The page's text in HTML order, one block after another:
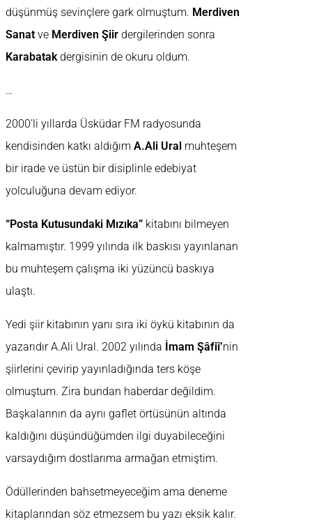
düşünmüş sevinçlere gark olmuştum. Merdiven
Sanat ve Merdiven Şiir dergilerinden sonra
Karabatakdergisinin de okuru oldum.
…
2000’li yıllarda Üsküdar FM radyosunda
kendisinden katkı aldığım A.Ali Ural muhteşem
bir irade ve üstün bir disiplinle edebiyat
yolculuğuna devam ediyor.
“Posta Kutusundaki Mızıka” kitabını bilmeyen
kalmamıştır. 1999 yılında ilk baskısı yayınlanan
bu muhteşem çalışma iki yüzüncü baskıya
ulaştı.
Yedi şiir kitabının yanı sıra iki öykü kitabının da
yazarıdır A.Ali Ural. 2002 yılında İmam Şâfiî’nin
şiirlerini çevirip yayınladığında ters köşe
olmuştum. Zira bundan haberdar değildim.
Başkalarının da aynı gaflet örtüsünün altında
kaldığını düşündüğümden ilgi duyabileceğini
varsaydığım dostlarıma armağan etmiştim.
Ödüllerinden bahsetmeyeceğim ama deneme
kitaplarından söz etmezsem bu yazı eksik kalır.